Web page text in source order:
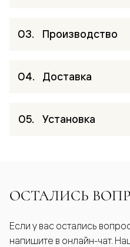
Производство
Доставка
Установка
ОСТАЛИСЬ
Если у вас остались
напишите в онлайн-чат.